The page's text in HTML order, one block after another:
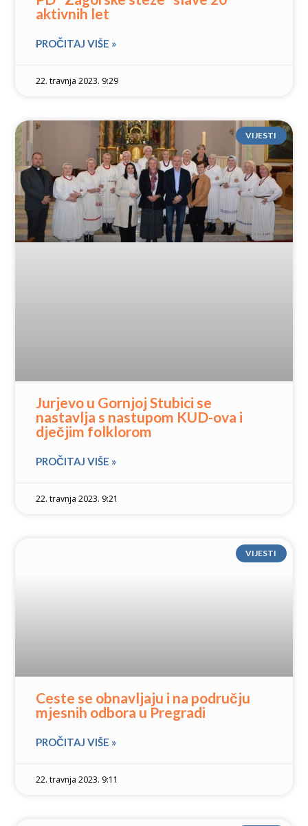
aktivnih let
PROČITAJ VIŠE »
22. travnja 2023. 9:29
VIJESTI
Jurjevo u Gornjoj Stubici se
nastavlja s nastupom KUD-ova i
dječjim folklorom
PROČITAJ VIŠE »
22. travnja 2023. 9:21
VIJESTI
Ceste se obnavljaju i na području
mjesnih odbora u Pregradi
PROČITAJ VIŠE »
22. travnja 2023. 9:11